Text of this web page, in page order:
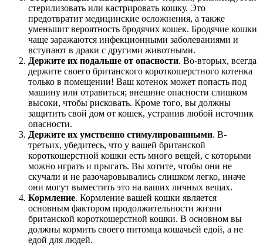
стерилизовать или кастрировать кошку. Это
предотвратит медицинские осложнения, а также
уменьшит вероятность бродячих кошек. Бродячие кошки
чаще заражаются инфекционными заболеваниями и
вступают в драки с другими животными.
Держите их подальше от опасности. Во-вторых, всегда
держите своего британского короткошерстного котенка
только в помещении! Ваш котенок может попасть под
машину или отравиться; внешние опасности слишком
высоки, чтобы рисковать. Кроме того, вы должны
защитить свой дом от кошек, устранив любой источник
опасности.
Держите их умственно стимулированными. В-
третьих, убедитесь, что у вашей британской
короткошерстной кошки есть много вещей, с которыми
можно играть и прыгать. Вы хотите, чтобы они не
скучали и не разочаровывались слишком легко, иначе
они могут выместить это на ваших личных вещах.
Кормление. Кормление вашей кошки является
основным фактором продолжительности жизни
британской короткошерстной кошки. В основном вы
должны кормить своего питомца кошачьей едой, а не
едой для людей.